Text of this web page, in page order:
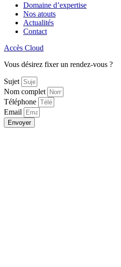
Domaine d’expertise
Nos atouts
Actualités
Contact
Accès Cloud
Vous désirez fixer un rendez-vous ?
Sujet
Nom complet
Téléphone
Email
Envoyer